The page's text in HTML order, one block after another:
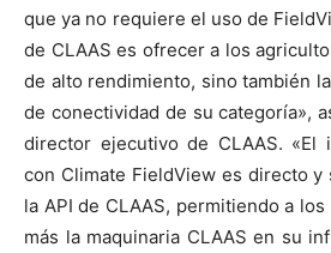
que ya no requiere el uso de
de CLAAS es ofrecer a los
de alto rendimiento, sino también
de conectividad de su categoría»,
director ejecutivo de CLAAS. «El
con Climate FieldView es directo
la API de CLAAS, permitiendo a
más la maquinaria CLAAS en su